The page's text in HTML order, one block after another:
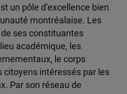
un pôle d’excellence bien
montréalaise. Les
ses constituantes
académique, les
le corps
citoyens intéressés par les
Par son réseau de